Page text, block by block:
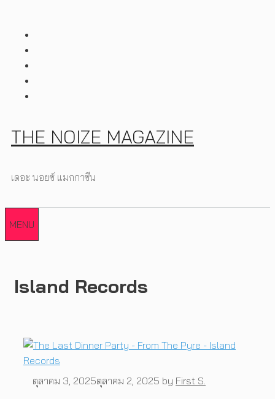
THE NOIZE MAGAZINE
เดอะ นอยซ์ แมกกาซีน
MENU
Island Records
ตุลาคม 3, 2025ตุลาคม 2, 2025 by First S.